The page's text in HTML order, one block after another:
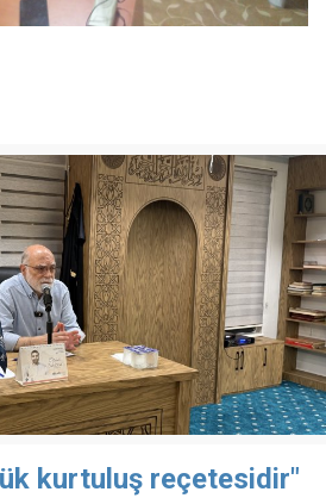
kurtuluş reçetesidir"